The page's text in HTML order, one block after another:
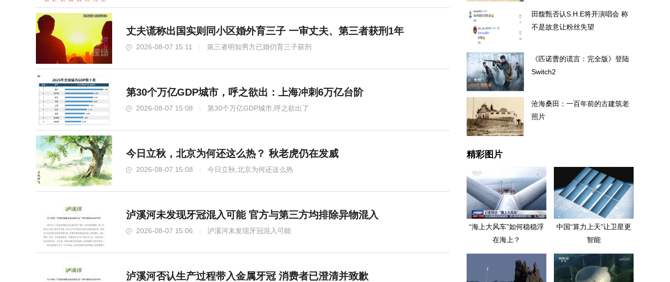
丈夫谎称出国实则同小区婚外育三子 一审丈夫、第三者获刑1年
2026-08-07 15:11 第三者明知男方已婚仍育三子获刑
第30个万亿GDP城市，呼之欲出：上海冲刺6万亿台阶
2026-08-07 15:08 第30个万亿GDP城市,呼之欲出了
今日立秋，北京为何还这么热？ 秋老虎仍在发威
2026-08-07 15:08 今日立秋,北京为何还这么热
泸溪河未发现牙冠混入可能 官方与第三方均排除异物混入
2026-08-07 15:06 泸溪河未发现牙冠混入可能
泸溪河否认生产过程带入金属牙冠 消费者已澄清并致歉
田馥甄否认S.H.E将开演唱会 称
不是故意让粉丝失望
《匹诺曹的谎言：完全版》登陆
Switch2
沧海桑田：一百年前的古建筑老
照片
精彩图片
“海上大风车”如何稳稳浮
在海上？
中国“算力上天”让卫星更
智能